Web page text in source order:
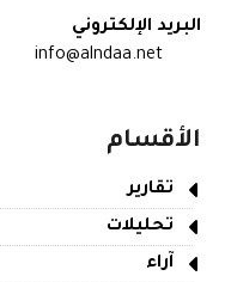
البريد الإلكتروني
info@alndaa.net
الأقسام
تقارير
تحليلات
آراء